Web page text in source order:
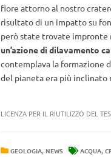
fiore attorno al nostro
risultato di un impatto su
però state trovate impronte
un’azione di dilavamento
contemplava la formazione
del pianeta era più
LICENZA PER IL RIUTILIZZO DEL
GEOLOGIA, NEWS ACQUA,